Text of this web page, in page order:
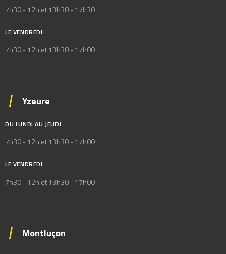
7h30 - 12h et 13h30 - 17h30
LE VENDREDI :
7h30 - 12h et 13h30 - 17h00
Yzeure
DU LUNDI AU JEUDI :
7h30 - 12h et 13h30 - 17h00
LE VENDREDI :
7h30 - 12h et 13h30 - 17h00
Montluçon